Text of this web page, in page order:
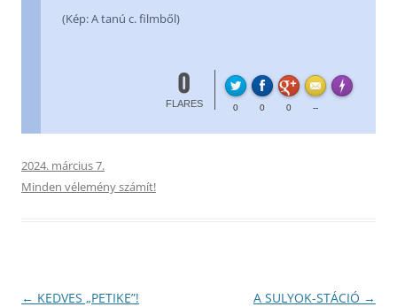
(Kép: A tanú c. filmből)
0
FLARES 0 0 0 --
Made with
2024. március 7.
Minden vélemény számít!
Bejegyzés
← KEDVES „PETIKE”! A SULYOK-STÁCIÓ →